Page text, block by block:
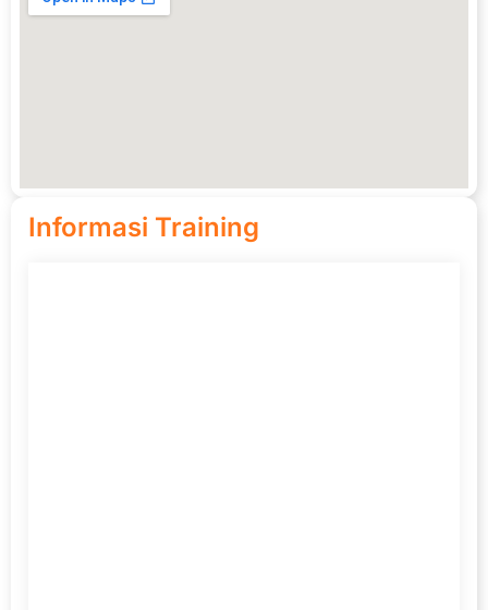
Informasi Training